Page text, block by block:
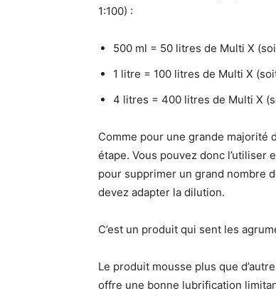
1:100) :
500 ml = 50 litres de Multi X
1 litre = 100 litres de Multi X
4 litres = 400 litres de Multi X
Comme pour une grande majorité
étape. Vous pouvez donc
pour supprimer un grand nombre
devez adapter la dilution.
C’est un produit qui sent les
Le produit mousse plus que
offre une bonne lubrification